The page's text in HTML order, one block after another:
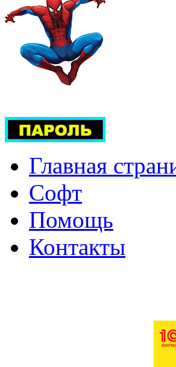
Главная
Софт
Помощь
Контакты